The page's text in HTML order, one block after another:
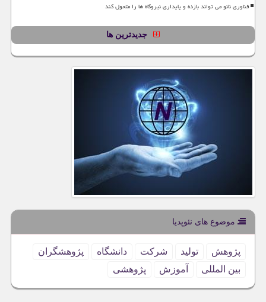
فناوری نانو می تواند بازده و پایداری نیروگاه ها را متحول کند
جدیدترین ها
موضوع های نئوپدیا
پژوهش تولید شركت دانشگاه
پژوهشگران
بین المللی
آموزش پژوهشی